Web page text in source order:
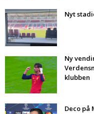
Nyt
Ny
klubben
Deco på